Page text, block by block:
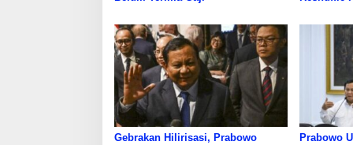
Gebrakan Hilirisasi, Prabowo
Prabowo